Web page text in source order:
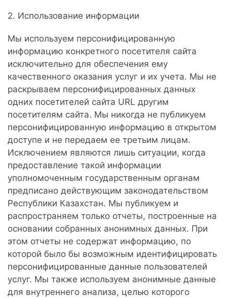
2. Использование информации
Мы используем персонифицированную
информацию конкретного посетителя сайта
исключительно для обеспечения ему
качественного оказания услуг и их учета. Мы не
раскрываем персонифицированных данных
одних посетителей сайта URL другим
посетителям сайта. Мы никогда не публикуем
персонифицированную информацию в открытом
доступе и не передаем ее третьим лицам.
Исключением являются лишь ситуации, когда
предоставление такой информации
уполномоченным государственным органам
предписано действующим законодательством
Республики Казахстан. Мы публикуем и
распространяем только отчеты, построенные на
основании собранных анонимных данных. При
этом отчеты не содержат информацию, по
которой было бы возможным идентифицировать
персонифицированные данные пользователей
услуг. Мы также используем анонимные данные
для внутреннего анализа, целью которого